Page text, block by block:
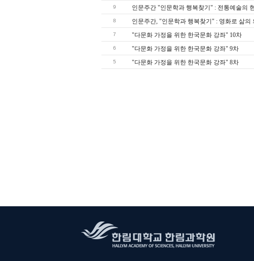
9 인문주간 "인문학과 행복찾기" : 전통예술의
8 인문주간, "인문학과 행복찾기" : 영화로 삶의
7 "다문화 가정을 위한 한국문화 강좌" 10차
6 "다문화 가정을 위한 한국문화 강좌" 9차
5 "다문화 가정을 위한 한국문화 강좌" 8차